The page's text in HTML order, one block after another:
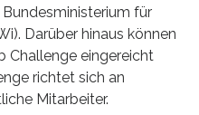
für
Darüber hinaus können
Challenge eingereicht
richtet sich an
Mitarbeiter.